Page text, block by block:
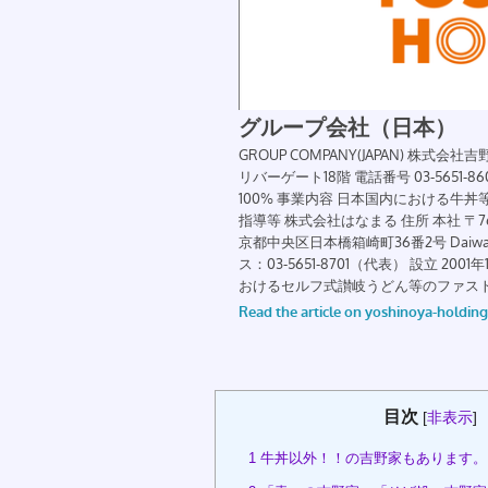
目次 [非表示]
1 牛丼以外！！の吉野家もあります